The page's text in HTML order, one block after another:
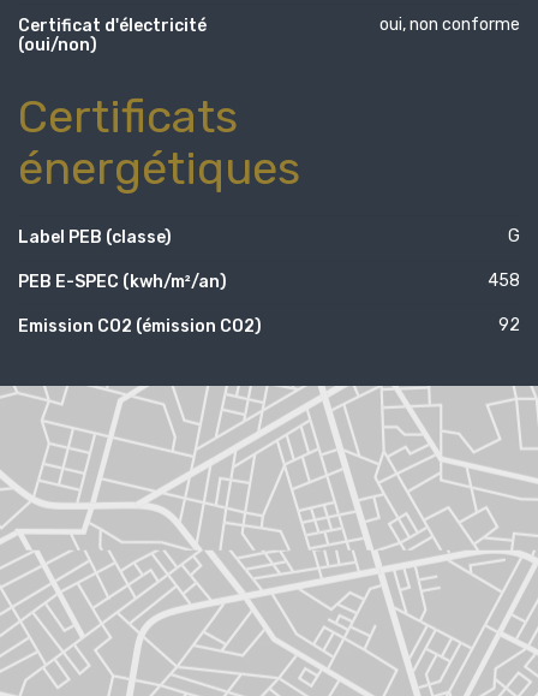
Certificat d'électricité
(oui/non)
oui, non conforme
Certificats
énergétiques
Label PEB (classe) G
PEB E-SPEC (kwh/m²/an) 458
Emission CO2 (émission CO2) 92